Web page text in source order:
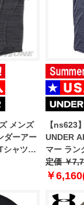
メンズ
ダーアー
シャツ
輸入
【ns623
UNDER
マー ラン
TIGER
1377843-
定価 ￥
￥